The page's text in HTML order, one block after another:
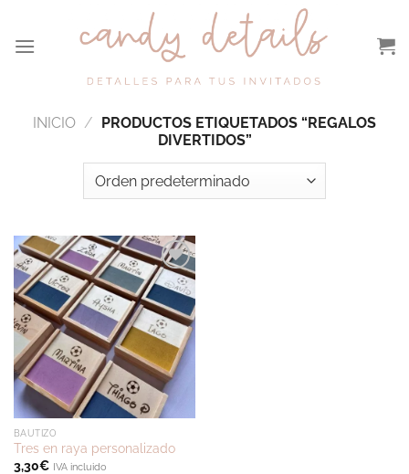
contenido
INICIO / PRODUCTOS ETIQUETADOS “REGALOS
DIVERTIDOS”
BAUTIZO
Tres en raya personalizado
3,30€ IVA incluido